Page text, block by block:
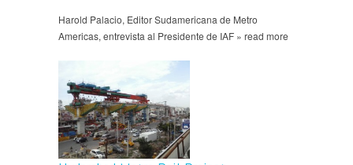
Harold Palacio, Editor Sudamericana de Metro
Americas, entrevista al Presidente de IAF » read more